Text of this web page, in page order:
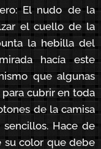
El nudo de la
el cuello de la
la hebilla del
hacía este
que algunas
para cubrir en toda
de la camisa
Hace de
su color que debe